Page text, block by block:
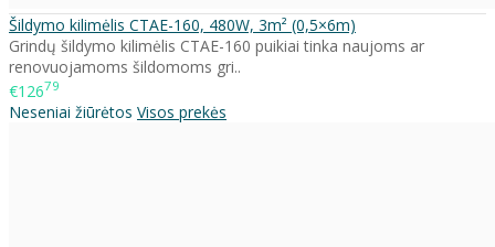
Šildymo kilimėlis CTAE-160, 480W, 3m² (0,5×6m)
Grindų šildymo kilimėlis CTAE-160 puikiai tinka naujoms ar
renovuojamoms šildomoms gri..
€12679
Neseniai žiūrėtos Visos prekės